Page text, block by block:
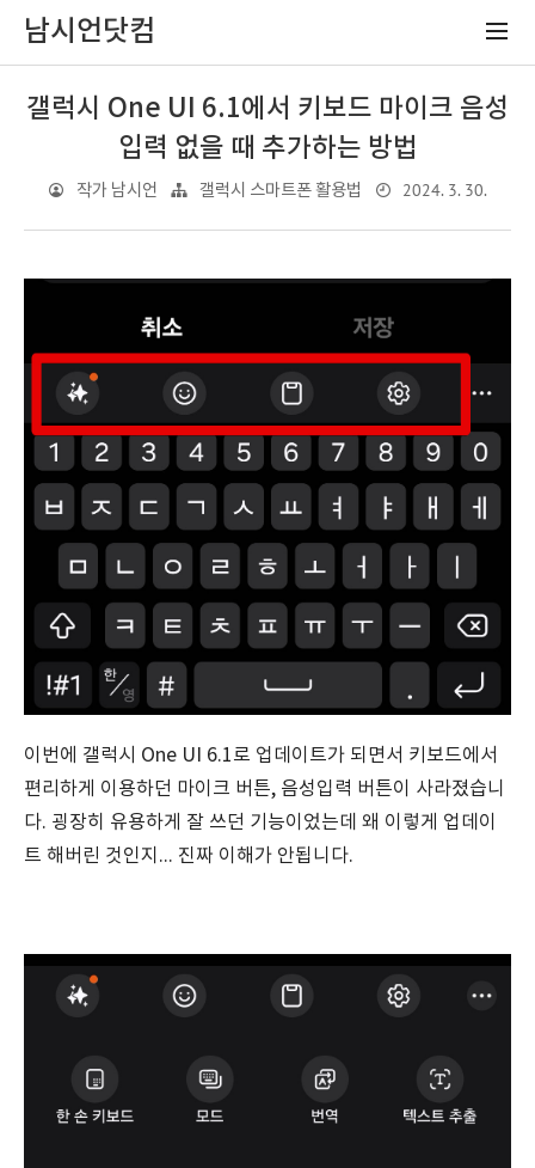
남시언닷컴
갤럭시 One UI 6.1에서 키보드 마이크 음성
입력 없을 때 추가하는 방법
작가 남시언 갤럭시 스마트폰 활용법 2024. 3. 30.
이번에 갤럭시 One UI 6.1로 업데이트가 되면서 키보드에서
편리하게 이용하던 마이크 버튼, 음성입력 버튼이 사라졌습니
다. 굉장히 유용하게 잘 쓰던 기능이었는데 왜 이렇게 업데이
트 해버린 것인지... 진짜 이해가 안됩니다.